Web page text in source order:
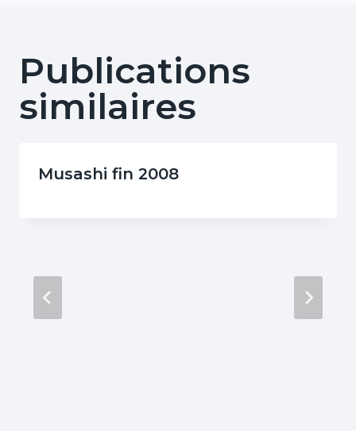
Publications
similaires
Musashi fin 2008